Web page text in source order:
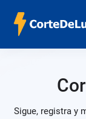
Sigue, registra y